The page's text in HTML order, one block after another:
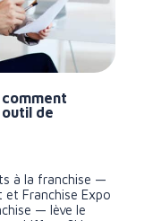
de
à la franchise —
et Franchise Expo
— lève le